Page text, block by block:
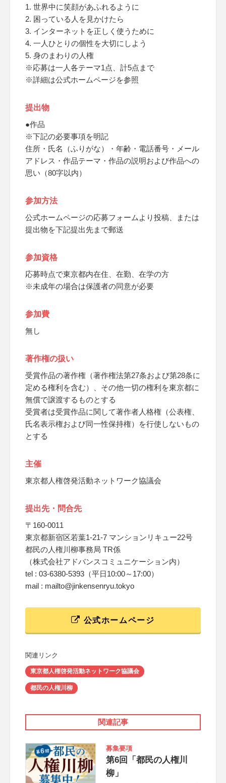
1. 世界中に笑顔があふれるように
2. 困っている人を見かけたら
3. インターネットを正しく使うために
4. 一人ひとりの個性を大切にしよう
5. 身のまわりの人権
※応募は一人各テーマ1点、計5点まで
※詳細は公式ホームページを参照
提出物
●作品
※下記の必要事項を明記
住所・氏名（ふりがな）・年齢・電話番号・メール
アドレス・作品テーマ・作品の説明および作品への
思い（80字以内）
参加方法
公式ホームページの応募フォームより投稿、または
提出物を下記提出先まで郵送
参加資格
応募時点で東京都内在住、在勤、在学の方
※未成年の場合は保護者の同意が必要
参加費
無し
著作権の扱い
受賞作品の著作権（著作権法第27条および第28条に
定める権利を含む）、その他一切の権利を東京都に
無償で譲渡するものとする
受賞者は受賞作品に関して著作者人格権（公表権、
氏名表示権および同一性保持権）を行使しないもの
とする
主催
東京都人権啓発活動ネットワーク協議会
提出先・問合先
〒160-0011
東京都新宿区若葉1-21-7 マンションリキュー22号
都民の人権川柳事務局 TR係
（株式会社アドバンスコミュニケーション内）
tel : 03-6380-5393（平日10:00～17:00）
mail : mailto@jinkensenryu.tokyo
公式ホームページ
関連リンク
東京都人権啓発活動ネットワーク協議会
都民の人権川柳
関連記事
募集要項
第6回「都民の人権川
柳」